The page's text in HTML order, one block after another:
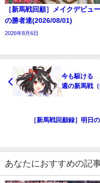
［新馬戦回顧］メイクデビュー
の勝者達(2026/08/01)
2026年8月6日
今も駆ける
週の新馬戦
［新馬戦回顧録］明日
あなたにおすすめの記